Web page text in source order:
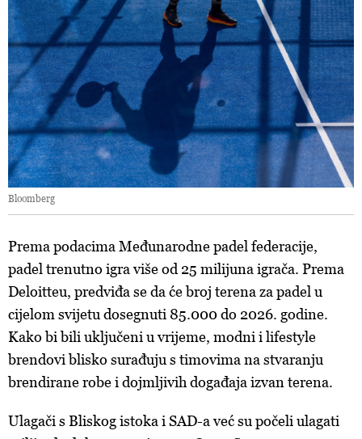
Bloomberg
Prema podacima Međunarodne padel federacije,
padel trenutno igra više od 25 milijuna igrača. Prema
Deloitteu, predviđa se da će broj terena za padel u
cijelom svijetu dosegnuti 85.000 do 2026. godine.
Kako bi bili uključeni u vrijeme, modni i lifestyle
brendovi blisko surađuju s timovima na stvaranju
brendirane robe i dojmljivih događaja izvan terena.
Ulagači s Bliskog istoka i SAD-a već su počeli ulagati